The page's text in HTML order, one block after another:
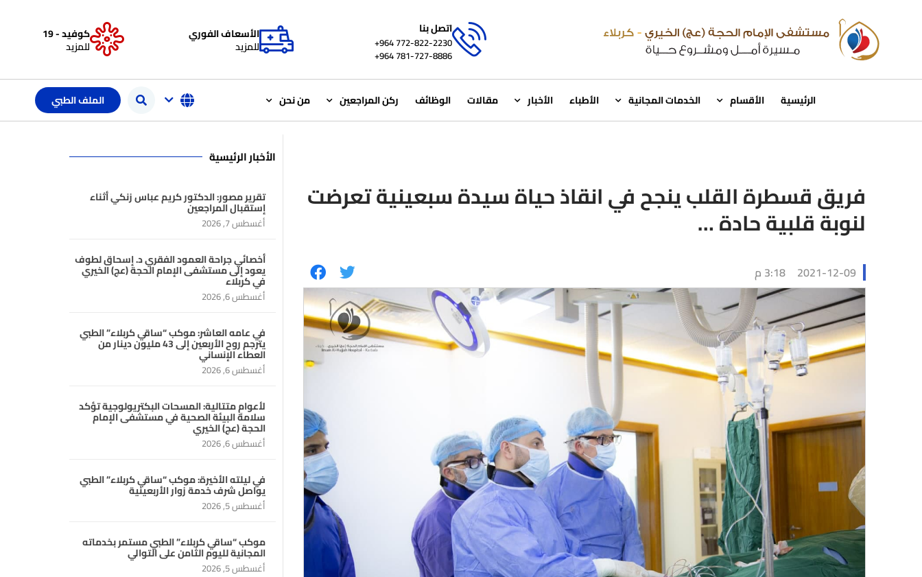
اتصل بنا
772-822-2230‏ 964+
781-727-8886 964+
الأسعاف الفوري
للمزيد
كوفيد - 19
للمزيد
الرئيسية الأقسام الخدمات المجانية الأطباء الأخبار مقالات الوظائف ركن المراجعين من نحن الملف الطبي
فريق قسطرة القلب ينجح في انقاذ حياة سيدة سبعينية تعرضت
لنوبة قلبية حادة …
2021-12-09 3:18 م
الأخبار الرئيسية
تقرير مصور: الدكتور كريم عباس زنكي أثناء
إستقبال المراجعين
أغسطس 7, 2026
أخصائي جراحة العمود الفقري د. إسحاق لطوف
يعود إلى مستشفى الإمام الحجة (عج) الخيري
في كربلاء
أغسطس 6, 2026
في عامه العاشر: موكب “ساقي كربلاء” الطبي
يترجم روح الأربعين إلى 43 مليون دينار من
العطاء الإنساني
أغسطس 6, 2026
لأعوامٍ متتالية: المسحات البكتريولوجية تؤكد
سلامة البيئة الصحية في مستشفى الإمام
الحجة (عج) الخيري
أغسطس 6, 2026
في ليلته الأخيرة: موكب “ساقي كربلاء” الطبي
يواصل شرف خدمة زوار الأربعينية
أغسطس 5, 2026
موكب “ساقي كربلاء” الطبي مستمر بخدماته
المجانية لليوم الثامن على التوالي
أغسطس 5, 2026